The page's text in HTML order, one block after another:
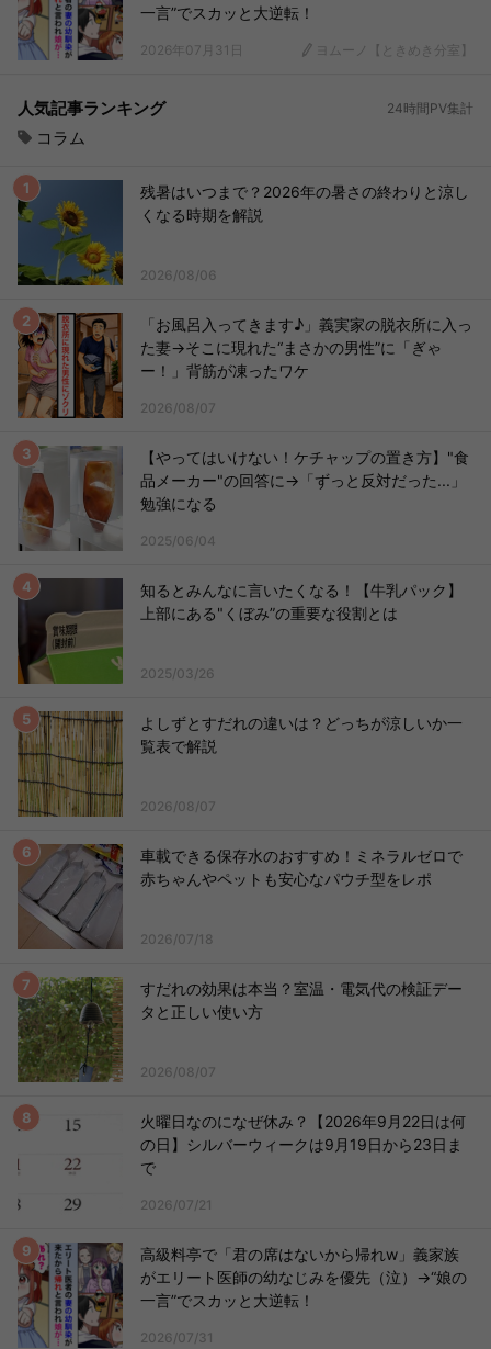
一言”でスカッと大逆転！
2026年07月31日 ヨムーノ【ときめき分室】
人気記事ランキング 24時間PV集計
コラム
残暑はいつまで？2026年の暑さの終わりと涼し
くなる時期を解説
2026/08/06
「お風呂入ってきます♪」義実家の脱衣所に入っ
た妻→そこに現れた“まさかの男性”に「ぎゃ
ー！」背筋が凍ったワケ
2026/08/07
【やってはいけない！ケチャップの置き方】"食
品メーカー"の回答に→「ずっと反対だった...」
勉強になる
2025/06/04
知るとみんなに言いたくなる！【牛乳パック】
上部にある"くぼみ”の重要な役割とは
2025/03/26
よしずとすだれの違いは？どっちが涼しいか一
覧表で解説
2026/08/07
車載できる保存水のおすすめ！ミネラルゼロで
赤ちゃんやペットも安心なパウチ型をレポ
2026/07/18
すだれの効果は本当？室温・電気代の検証デー
タと正しい使い方
2026/08/07
火曜日なのになぜ休み？【2026年9月22日は何
の日】シルバーウィークは9月19日から23日ま
で
2026/07/21
高級料亭で「君の席はないから帰れw」義家族
がエリート医師の幼なじみを優先（泣）→“娘の
一言”でスカッと大逆転！
2026/07/31